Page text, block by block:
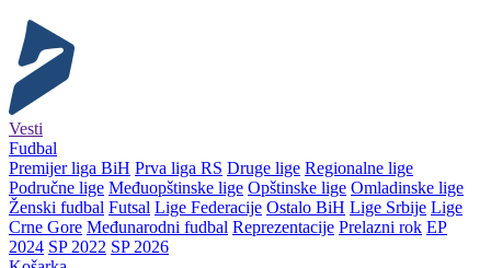
Vesti
Fudbal
Premijer liga BiH Prva liga RS Druge lige Regionalne lige
Područne lige Međuopštinske lige Opštinske lige Omladinske lige
Ženski fudbal Futsal Lige Federacije Ostalo BiH Lige Srbije Lige
Crne Gore Međunarodni fudbal Reprezentacije Prelazni rok EP
2024 SP 2022 SP 2026